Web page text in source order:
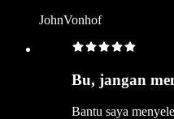
JohnVonhof
Bu, jangan
Bantu saya